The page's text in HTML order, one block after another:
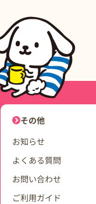
ユーザーナビゲーション
その他
お知らせ
よくある質問
お問い合わせ
ご利用ガイド